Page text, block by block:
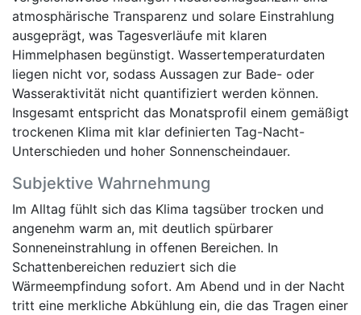
atmosphärische Transparenz und solare Einstrahlung
ausgeprägt, was Tagesverläufe mit klaren
Himmelphasen begünstigt. Wassertemperaturdaten
liegen nicht vor, sodass Aussagen zur Bade- oder
Wasseraktivität nicht quantifiziert werden können.
Insgesamt entspricht das Monatsprofil einem gemäßigt
trockenen Klima mit klar definierten Tag-Nacht-
Unterschieden und hoher Sonnenscheindauer.
Subjektive Wahrnehmung
Im Alltag fühlt sich das Klima tagsüber trocken und
angenehm warm an, mit deutlich spürbarer
Sonneneinstrahlung in offenen Bereichen. In
Schattenbereichen reduziert sich die
Wärmeempfindung sofort. Am Abend und in der Nacht
tritt eine merkliche Abkühlung ein, die das Tragen einer